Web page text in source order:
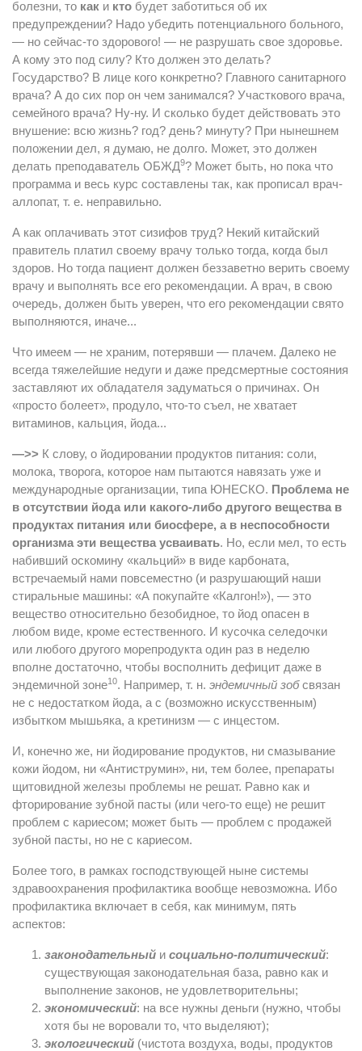
болезни, то как и кто будет заботиться об их
предупреждении? Надо убедить потенциального больного,
— но сейчас-то здорового! — не разрушать свое здоровье.
А кому это под силу? Кто должен это делать?
Государство? В лице кого конкретно? Главного санитарного
врача? А до сих пор он чем занимался? Участкового врача,
семейного врача? Ну-ну. И сколько будет действовать это
внушение: всю жизнь? год? день? минуту? При нынешнем
положении дел, я думаю, не долго. Может, это должен
делать преподаватель ОБЖД9? Может быть, но пока что
программа и весь курс составлены так, как прописал врач-
аллопат, т. е. неправильно.
А как оплачивать этот сизифов труд? Некий китайский
правитель платил своему врачу только тогда, когда был
здоров. Но тогда пациент должен беззаветно верить своему
врачу и выполнять все его рекомендации. А врач, в свою
очередь, должен быть уверен, что его рекомендации свято
выполняются, иначе...
Что имеем — не храним, потерявши — плачем. Далеко не
всегда тяжелейшие недуги и даже предсмертные состояния
заставляют их обладателя задуматься о причинах. Он
«просто болеет», продуло, что-то съел, не хватает
витаминов, кальция, йода...
—>> К слову, о йодировании продуктов питания: соли,
молока, творога, которое нам пытаются навязать уже и
международные организации, типа ЮНЕСКО. Проблема не
в отсутствии йода или какого-либо другого вещества в
продуктах питания или биосфере, а в неспособности
организма эти вещества усваивать. Но, если мел, то есть
набивший оскомину «кальций» в виде карбоната,
встречаемый нами повсеместно (и разрушающий наши
стиральные машины: «А покупайте «Калгон!»), — это
вещество относительно безобидное, то йод опасен в
любом виде, кроме естественного. И кусочка селедочки
или любого другого морепродукта один раз в неделю
вполне достаточно, чтобы восполнить дефицит даже в
эндемичной зоне10. Например, т. н. эндемичный зобсвязан
не с недостатком йода, а с (возможно искусственным)
избытком мышьяка, а кретинизм — с инцестом.
И, конечно же, ни йодирование продуктов, ни смазывание
кожи йодом, ни «Антиструмин», ни, тем более, препараты
щитовидной железы проблемы не решат. Равно как и
фторирование зубной пасты (или чего-то еще) не решит
проблем с кариесом; может быть — проблем с продажей
зубной пасты, но не с кариесом.
Более того, в рамках господствующей ныне системы
здравоохранения профилактика вообще невозможна. Ибо
профилактика включает в себя, как минимум, пять
аспектов:
законодательный и социально-политический:
существующая законодательная база, равно как и
выполнение законов, не удовлетворительны;
экономический: на все нужны деньги (нужно, чтобы
хотя бы не воровали то, что выделяют);
экологический (чистота воздуха, воды, продуктов